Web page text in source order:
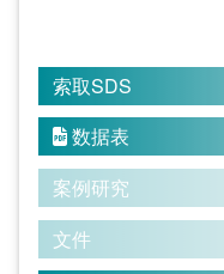
索取SDS
 数据表
案例研究
文件